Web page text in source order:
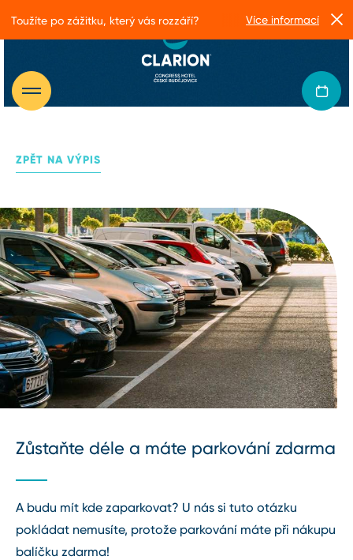
ZPĚT NA VÝPIS
Zůstaňte déle a máte parkování zdarma
A budu mít kde zaparkovat? U nás si tuto otázku
pokládat nemusíte, protože parkování máte při nákupu
balíčku zdarma!
Toužíte po zážitku, který vás rozzáří? Více informací